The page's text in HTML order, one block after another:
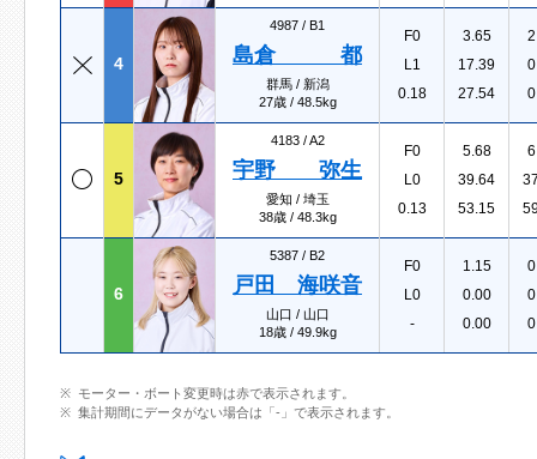
4
4987 / B1
島倉 都
群馬 / 新潟
27歳 / 48.5kg
F0
L1
0.18
3.65
17.39
27.54
5
4183 /A2
宇野 弥生
愛知 / 埼玉
38歳 / 48.3kg
F0
L0
0.13
5.68
39.64
53.15
6
5387 / B2
戸田 海咲音
山口 / 山口
18歳 / 49.9kg
F0
L0
-
1.15
0.00
0.00
モーター・ボート変更時は赤で表示されます。
集計期間にデータがない場合は「-」で表示されます。